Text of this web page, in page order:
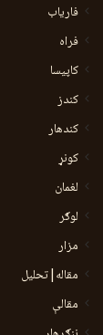
فاریاب
فراه
کاپیسا
کندز
کندهار
کونړ
لغمان
لوګر
مزار
مقاله|تحلیل
مقالې